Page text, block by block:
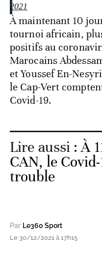
2021
À maintenant 10
tournoi africain,
positifs au
Marocains
et Youssef En-
le Cap-Vert
Covid-19.
Lire aussi :À
CAN, le
trouble
Par Le360 Sport
Le 30/12/2021 à 17h15